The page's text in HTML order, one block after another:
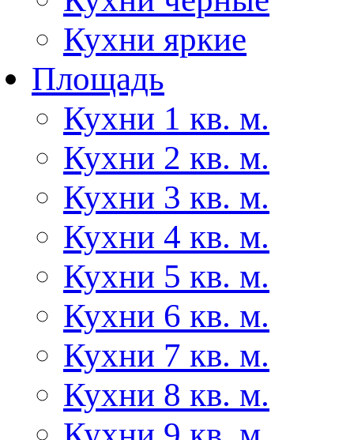
Кухни яркие
Площадь
Кухни 1 кв. м.
Кухни 2 кв. м.
Кухни 3 кв. м.
Кухни 4 кв. м.
Кухни 5 кв. м.
Кухни 6 кв. м.
Кухни 7 кв. м.
Кухни 8 кв. м.